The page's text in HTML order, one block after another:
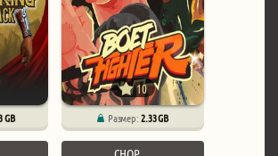
GB
10
Размер:2.33 GB